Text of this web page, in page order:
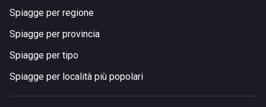
Spiagge per regione
Spiagge per provincia
Spiagge per tipo
Spiagge per località più popolari